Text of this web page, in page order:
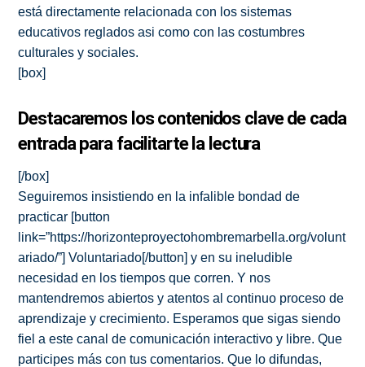
está directamente relacionada con los sistemas
educativos reglados asi como con las costumbres
culturales y sociales.
[box]
Destacaremos los contenidos clave de cada
entrada para facilitarte la lectura
[/box]
Seguiremos insistiendo en la infalible bondad de
practicar [button
link=”https://horizonteproyectohombremarbella.org/volunt
ariado/”] Voluntariado[/button] y en su ineludible
necesidad en los tiempos que corren. Y nos
mantendremos abiertos y atentos al continuo proceso de
aprendizaje y crecimiento. Esperamos que sigas siendo
fiel a este canal de comunicación interactivo y libre. Que
participes más con tus comentarios. Que lo difundas,